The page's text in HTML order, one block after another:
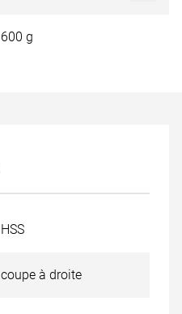
600 g
HSS
coupe à droite